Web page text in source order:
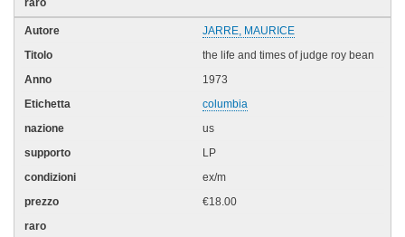
JARRE, MAURICE
the life and times of judge roy bean
1973
columbia
us
LP
ex/m
€18.00